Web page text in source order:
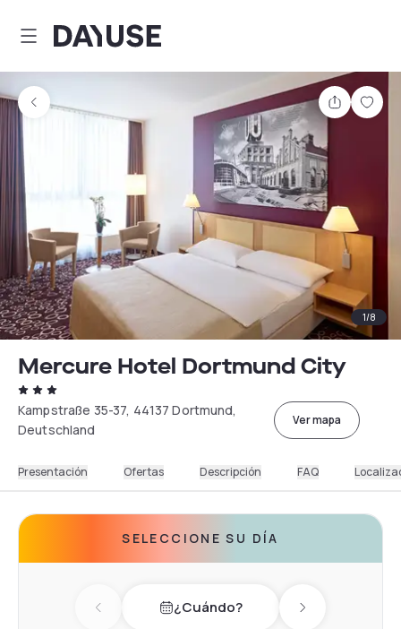
Dayuse
1/8
Mercure Hotel Dortmund City
Kampstraße 35-37, 44137 Dortmund,
Deutschland
Ver mapa
Presentación Ofertas Descripción FAQ
SELECCIONE SU DÍA
Previous day¿Cuándo? Next day